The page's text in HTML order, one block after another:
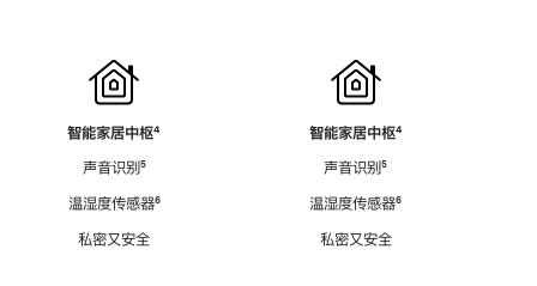
智能家居中枢脚
⁴
声音识别脚
⁵
温湿度传感器脚
⁶
私密又安全
智能家居中枢脚
⁴
声音识别脚
⁵
温湿度传感器脚
⁶
私密又安全